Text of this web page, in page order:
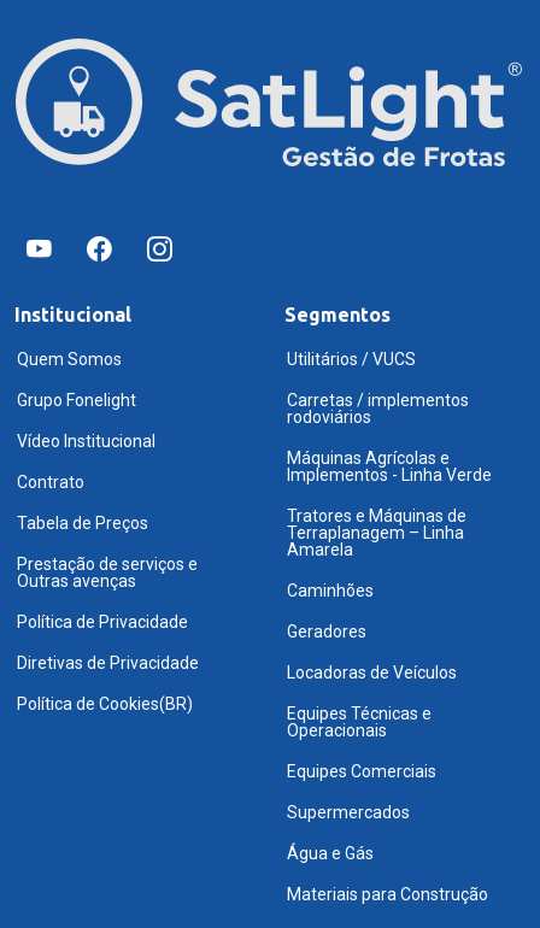
Institucional
Quem Somos
Grupo Fonelight
Vídeo Institucional
Contrato
Tabela de Preços
Prestação de serviços e
Outras avenças
Política de Privacidade
Diretivas de Privacidade
Política de Cookies(BR)
Segmentos
Utilitários / VUCS
Carretas / implementos
rodoviários
Máquinas Agrícolas e
Implementos - Linha Verde
Tratores e Máquinas de
Terraplanagem – Linha
Amarela
Caminhões
Geradores
Locadoras de Veículos
Equipes Técnicas e
Operacionais
Equipes Comerciais
Supermercados
Água e Gás
Materiais para Construção